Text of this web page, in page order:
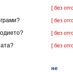
[ без
[ без
[ без
[ без
не